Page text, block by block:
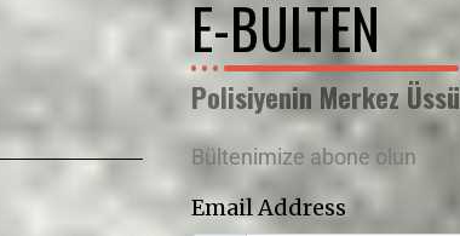
E-BÜLTEN
Polisiyenin Merkez Üssü
Bültenimize abone olun
Email Address